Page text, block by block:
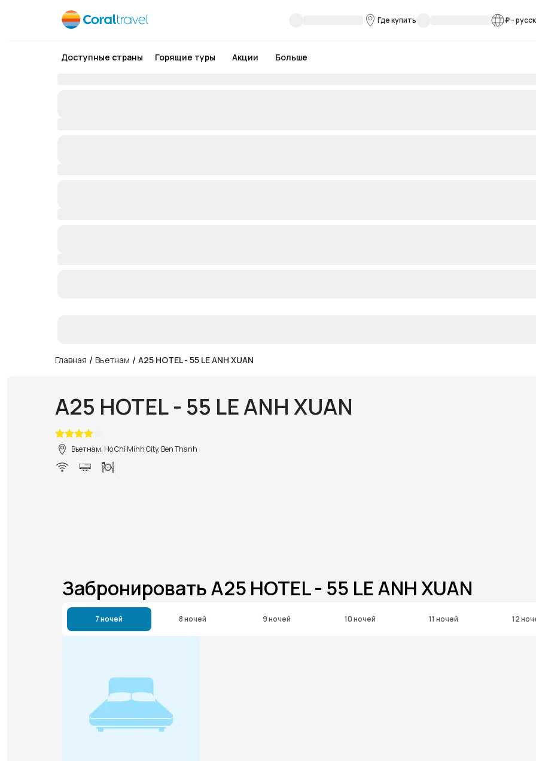
Где купить ₽-
Доступные страны Горящие туры Акции Больше
Главная / Вьетнам / A25 HOTEL - 55 LE ANH XUAN
A25 HOTEL - 55 LE ANH XUAN
Вьетнам, Ho Chi Minh City, Ben Thanh
Забронировать A25 HOTEL - 55 LE ANH XUAN
7 ночей 8 ночей 9 ночей 10 ночей 11 ночей 12